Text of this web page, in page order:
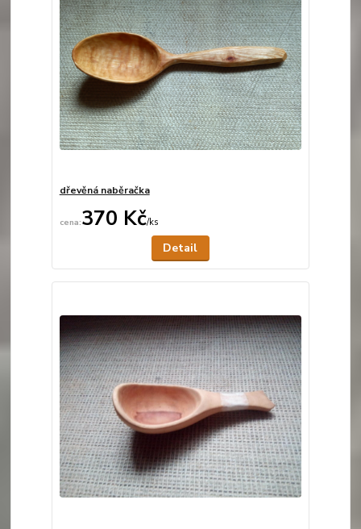
dřevěná naběračka
370 Kč/ks
Detail